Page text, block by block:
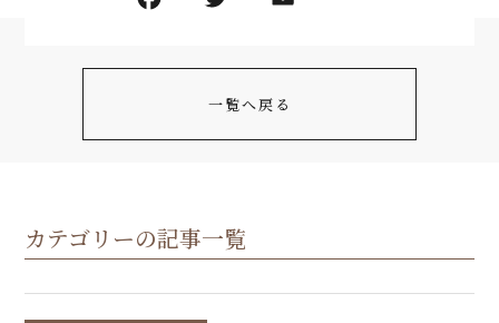
一覧へ戻る
カテゴリーの記事一覧